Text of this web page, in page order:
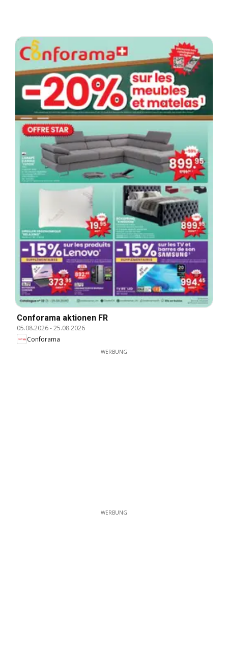
Conforama aktionen FR
05.08.2026-25.08.2026
Conforama
WERBUNG
WERBUNG